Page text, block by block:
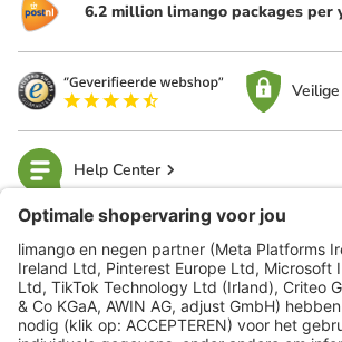
6.2 million limango packages per
Help Center
limango
Veilig winkelen